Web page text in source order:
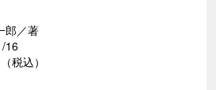
郎／著
16
税込）